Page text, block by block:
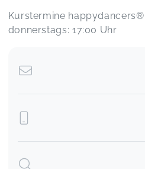
Kurstermine happydancers®️
donnerstags: 17:00 Uhr